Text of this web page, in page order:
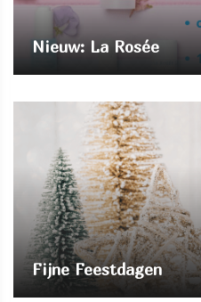
Nieuw: La Rosée
Fijne Feestdagen